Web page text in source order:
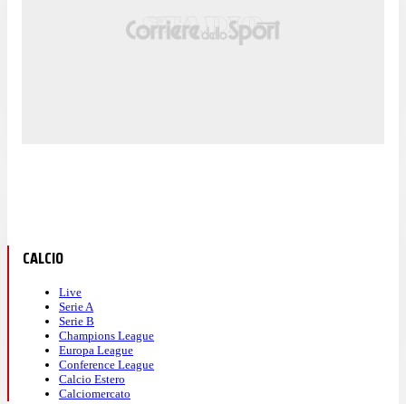
CALCIO
Live
Serie A
Serie B
Champions League
Europa League
Conference League
Calcio Estero
Calciomercato